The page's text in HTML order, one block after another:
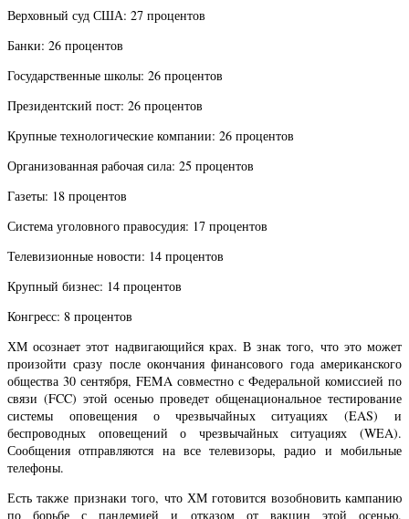
Верховный суд США: 27 процентов
Банки: 26 процентов
Государственные школы: 26 процентов
Президентский пост: 26 процентов
Крупные технологические компании: 26 процентов
Организованная рабочая сила: 25 процентов
Газеты: 18 процентов
Система уголовного правосудия: 17 процентов
Телевизионные новости: 14 процентов
Крупный бизнес: 14 процентов
Конгресс: 8 процентов
ХМ осознает этот надвигающийся крах. В знак того, что это может
произойти сразу после окончания финансового года американского
общества 30 сентября, FEMA совместно с Федеральной комиссией по
связи (FCC) этой осенью проведет общенациональное тестирование
системы оповещения о чрезвычайных ситуациях (EAS) и
беспроводных оповещений о чрезвычайных ситуациях (WEA).
Сообщения отправляются на все телевизоры, радио и мобильные
телефоны.
Есть также признаки того, что ХМ готовится возобновить кампанию
по борьбе с пандемией и отказом от вакцин этой осенью.